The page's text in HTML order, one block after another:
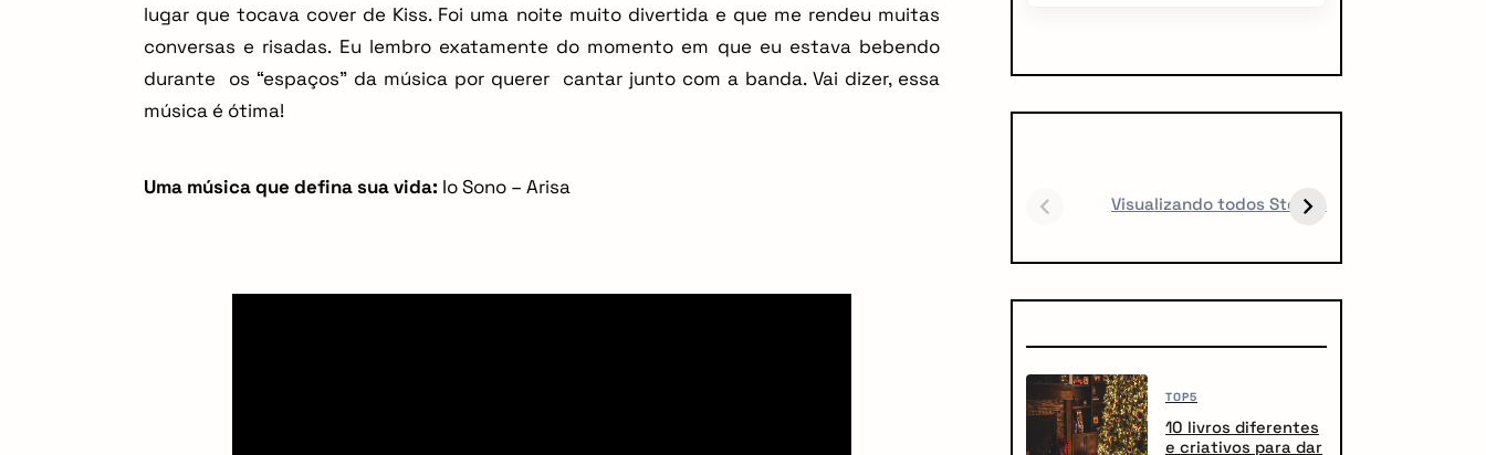
lugar que tocava cover de Kiss. Foi uma noite muito divertida e que me rendeu muitas
conversas e risadas. Eu lembro exatamente do momento em que eu estava bebendo
durante os “espaços” da música por querer cantar junto com a banda. Vai dizer, essa
música é ótima!
Uma música que defina sua vida: Io Sono – Arisa
Visualizando todos Stories
FICAR OBCECADO
TODO CREATOR
TOP5
10 livros diferentes
e criativos para dar